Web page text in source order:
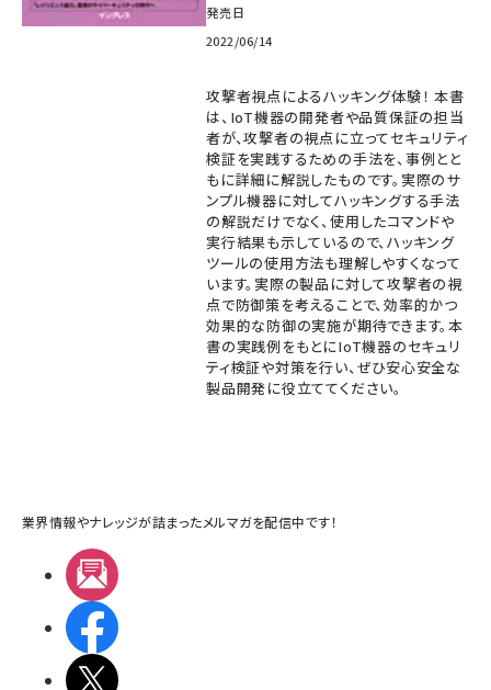
発売日
2022/06/14
攻撃者視点によるハッキング体験！ 本書
は、IoT機器の開発者や品質保証の担当
者が、攻撃者の視点に立ってセキュリティ
検証を実践するための手法を、事例とと
もに詳細に解説したものです。実際のサ
ンプル機器に対してハッキングする手法
の解説だけでなく、使用したコマンドや
実行結果も示しているので、ハッキング
ツールの使用方法も理解しやすくなって
います。実際の製品に対して攻撃者の視
点で防御策を考えることで、効率的かつ
効果的な防御の実施が期待できます。本
書の実践例をもとにIoT機器のセキュリ
ティ検証や対策を行い、ぜひ安心安全な
製品開発に役立ててください。
業界情報やナレッジが詰まったメルマガを配信中です！